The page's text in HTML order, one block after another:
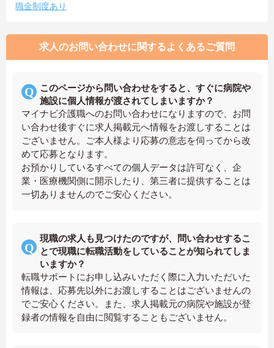
職金制度あり
求人のお問い合わせに関するよくあるご質問
このページから問い合わせをすると、すぐに病院や
施設に個人情報が渡されてしまいますか？
マイナビ介護職へのお問い合わせになりますので、お問
い合わせ後すぐに求人掲載元へ情報をお渡しすることは
ございません。ご本人様より応募の意志を伺ってから改
めて応募となります。
お預かりしているすべての個人データは許可なく、企
業・医療機関側に開示したり、第三者に提供することは
一切ありませんのでご安心ください。
現職の求人も見つけたのですが、問い合わせするこ
とで現職に転職活動をしていることが知られてしま
いますか？
転職サポートにお申し込みいただく際に入力いただいた
情報は、応募先以外にお渡しすることはございませんの
でご安心ください。また、求人掲載元の病院や施設が登
録者の情報を自由に閲覧することもございません。